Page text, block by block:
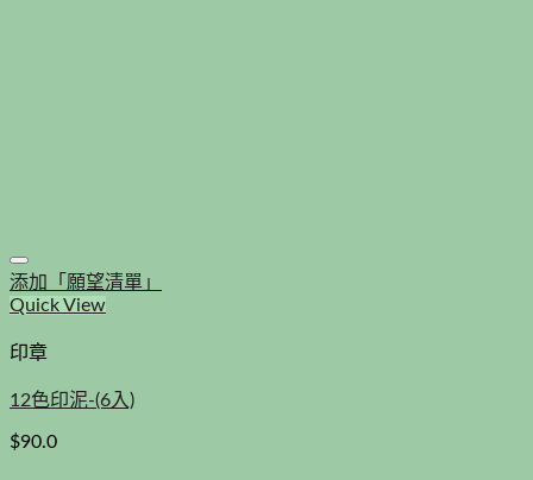
添加「願望清單」
Quick View
印章
12色印泥-(6入)
$90.0